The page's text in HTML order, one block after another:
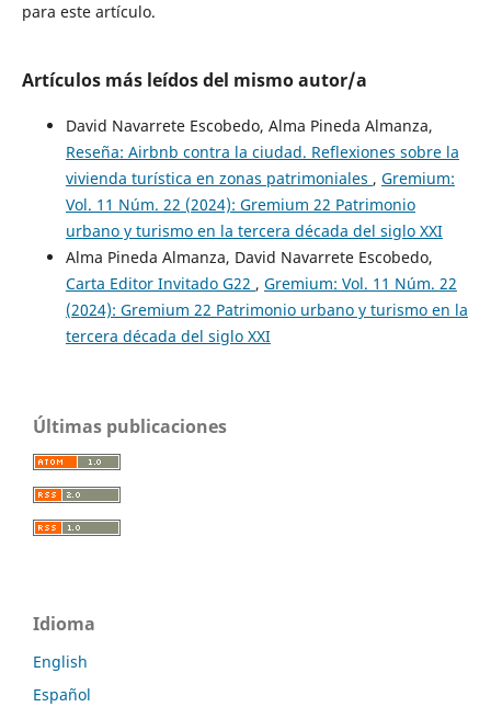
para este artículo.
Artículos más leídos del mismo autor/a
David Navarrete Escobedo, Alma Pineda Almanza,
Reseña: Airbnb contra la ciudad. Reflexiones sobre la
vivienda turística en zonas patrimoniales , Gremium:
Vol. 11 Núm. 22 (2024): Gremium 22 Patrimonio
urbano y turismo en la tercera década del siglo XXI
Alma Pineda Almanza, David Navarrete Escobedo,
Carta Editor Invitado G22 , Gremium: Vol. 11 Núm. 22
(2024): Gremium 22 Patrimonio urbano y turismo en la
tercera década del siglo XXI
Últimas publicaciones
Idioma
English
Español